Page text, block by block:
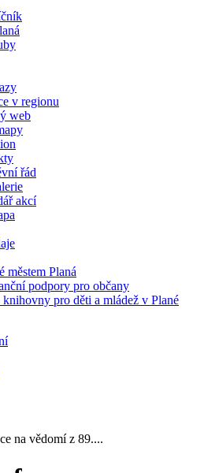
v regionu
web
řád
akcí
městem Planá
podpory pro občany
pro děti a mládež v Plané
na vědomí z 89....